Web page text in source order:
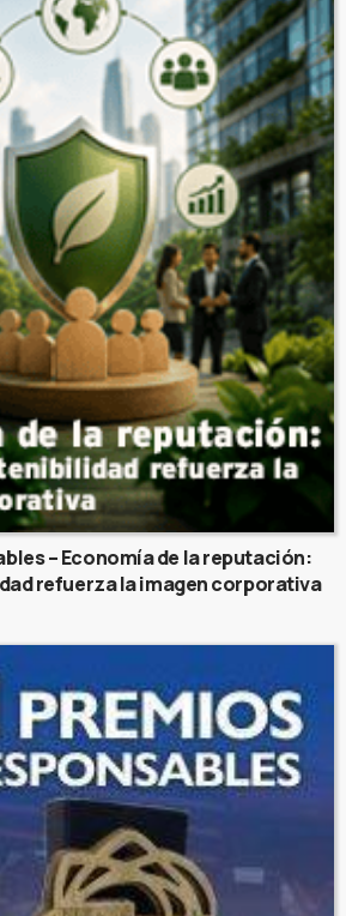
– Economía de la reputación:
refuerza la imagen corporativa